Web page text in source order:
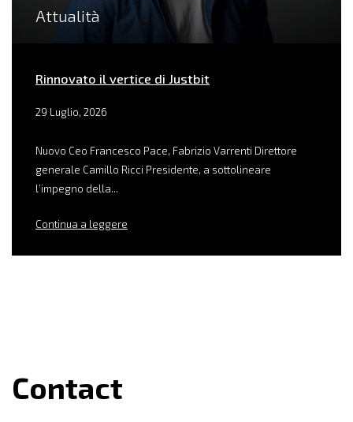
Attualità
Rinnovato il vertice di Justbit
29 Luglio, 2026
Nuovo Ceo Francesco Pace, Fabrizio Varrenti Direttore
generale Camillo Ricci Presidente, a sottolineare
l’impegno della...
Continua a leggere
Contact